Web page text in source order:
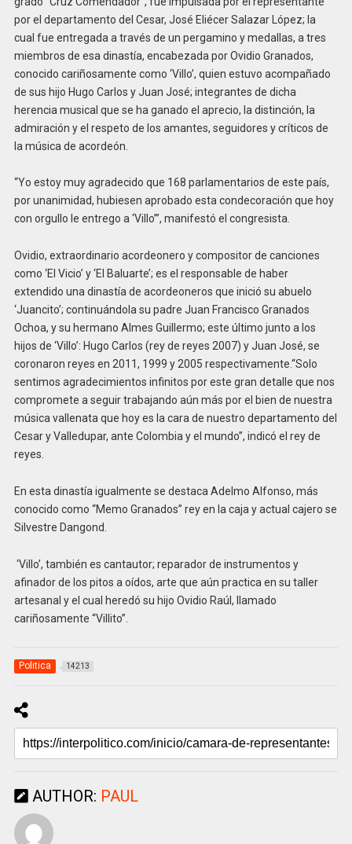
por el departamento del Cesar, José Eliécer Salazar López; la
cual fue entregada a través de un pergamino y medallas, a tres
miembros de esa dinastía, encabezada por Ovidio Granados,
conocido cariñosamente como ‘Villo’, quien estuvo acompañado
de sus hijo Hugo Carlos y Juan José; integrantes de dicha
herencia musical que se ha ganado el aprecio, la distinción, la
admiración y el respeto de los amantes, seguidores y críticos de
la música de acordeón.
“Yo estoy muy agradecido que 168 parlamentarios de este país,
por unanimidad, hubiesen aprobado esta condecoración que hoy
con orgullo le entrego a ‘Villo’”, manifestó el congresista.
Ovidio, extraordinario acordeonero y compositor de canciones
como ‘El Vicio’ y ‘El Baluarte’; es el responsable de haber
extendido una dinastía de acordeoneros que inició su abuelo
‘Juancito’; continuándola su padre Juan Francisco Granados
Ochoa, y su hermano Almes Guillermo; este último junto a los
hijos de ‘Villo’: Hugo Carlos (rey de reyes 2007) y Juan José, se
coronaron reyes en 2011, 1999 y 2005 respectivamente.“Solo
sentimos agradecimientos infinitos por este gran detalle que nos
compromete a seguir trabajando aún más por el bien de nuestra
música vallenata que hoy es la cara de nuestro departamento del
Cesar y Valledupar, ante Colombia y el mundo”, indicó el rey de
reyes.
En esta dinastía igualmente se destaca Adelmo Alfonso, más
conocido como “Memo Granados” rey en la caja y actual cajero se
Silvestre Dangond.
‘Villo’, también es cantautor; reparador de instrumentos y
afinador de los pitos a oídos, arte que aún practica en su taller
artesanal y el cual heredó su hijo Ovidio Raúl, llamado
cariñosamente “Villito”.
Politica 14213
AUTHOR: PAUL